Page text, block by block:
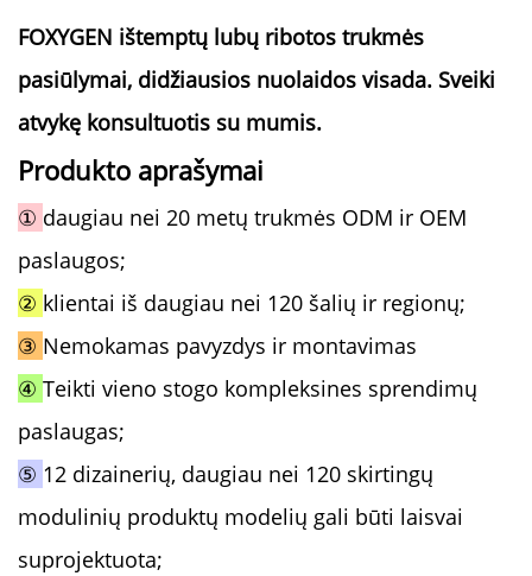
FOXYGEN ištemptų lubų ribotos trukmės
pasiūlymai, didžiausios nuolaidos visada. Sveiki
atvykę konsultuotis su mumis.
Produkto aprašymai
① daugiau nei 20 metų trukmės ODM ir OEM
paslaugos;
② klientai iš daugiau nei 120 šalių ir regionų;
③ Nemokamas pavyzdys ir montavimas
④ Teikti vieno stogo kompleksines sprendimų
paslaugas;
⑤ 12 dizainerių, daugiau nei 120 skirtingų
modulinių produktų modelių gali būti laisvai
suprojektuota;